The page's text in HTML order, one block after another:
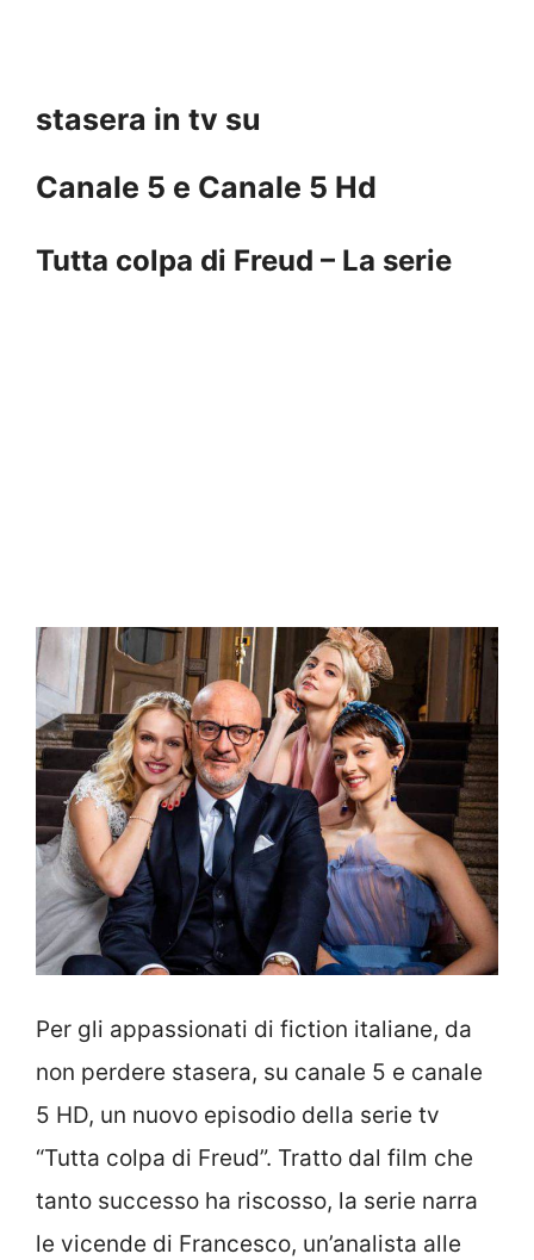
stasera in tv su
Canale 5 e Canale 5 Hd
Tutta colpa di Freud – La serie
Per gli appassionati di fiction italiane, da
non perdere stasera, su canale 5 e canale
5 HD, un nuovo episodio della serie tv
“Tutta colpa di Freud”. Tratto dal film che
tanto successo ha riscosso, la serie narra
le vicende di Francesco, un’analista alle